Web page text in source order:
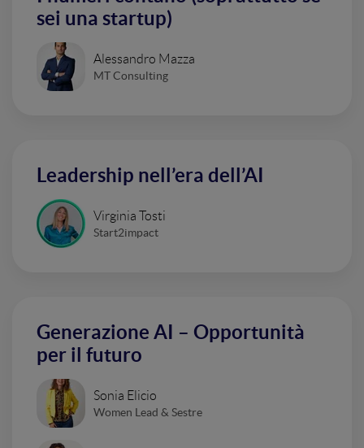
sei una startup)
Alessandro Mazza
MT Consulting
Leadership nell’era dell’AI
Virginia Tosti
Start2impact
Generazione AI – Opportunità
per il futuro
Sonia Elicio
Women Lead & Sestre